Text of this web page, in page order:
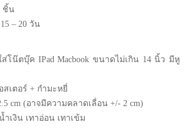
ชิ้น
– 20 วัน
โน๊ตบุ๊ค IPad Macbook ขนาดไม่เกิน 14 นิ้ว มีหู
เตอร์ + กำมะหยี่
cm (อาจมีความคลาดเลื่อน +/- 2 cm)
เงิน เทาอ่อน เทาเข้ม